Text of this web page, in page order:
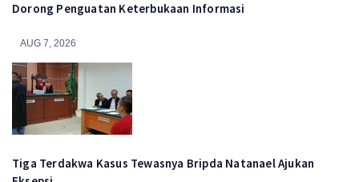
Dorong Penguatan Keterbukaan Informasi
AUG 7, 2026
Tiga Terdakwa Kasus Tewasnya Bripda Natanael Ajukan